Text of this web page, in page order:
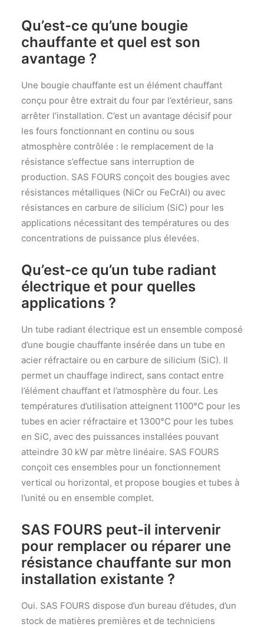
Qu’est-ce qu’une bougie
chauffante et quel est son
avantage ?
Une bougie chauffante est un élément chauffant
conçu pour être extrait du four par l’extérieur, sans
arrêter l’installation. C’est un avantage décisif pour
les fours fonctionnant en continu ou sous
atmosphère contrôlée : le remplacement de la
résistance s’effectue sans interruption de
production. SAS FOURS conçoit des bougies avec
résistances métalliques (NiCr ou FeCrAl) ou avec
résistances en carbure de silicium (SiC) pour les
applications nécessitant des températures ou des
concentrations de puissance plus élevées.
Qu’est-ce qu’un tube radiant
électrique et pour quelles
applications ?
Un tube radiant électrique est un ensemble composé
d’une bougie chauffante insérée dans un tube en
acier réfractaire ou en carbure de silicium (SiC). Il
permet un chauffage indirect, sans contact entre
l’élément chauffant et l’atmosphère du four. Les
températures d’utilisation atteignent 1100°C pour les
tubes en acier réfractaire et 1300°C pour les tubes
en SiC, avec des puissances installées pouvant
atteindre 30 kW par mètre linéaire. SAS FOURS
conçoit ces ensembles pour un fonctionnement
vertical ou horizontal, et propose bougies et tubes à
l’unité ou en ensemble complet.
SAS FOURS peut-il intervenir
pour remplacer ou réparer une
résistance chauffante sur mon
installation existante ?
Oui. SAS FOURS dispose d’un bureau d’études, d’un
stock de matières premières et de techniciens